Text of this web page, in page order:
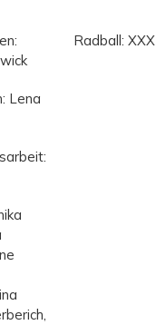
Radball: XXX
Lena